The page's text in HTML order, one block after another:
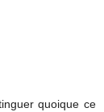
quoique ce